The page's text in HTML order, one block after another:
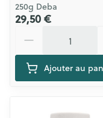
250g Deba
29,50 €
Ajouter au